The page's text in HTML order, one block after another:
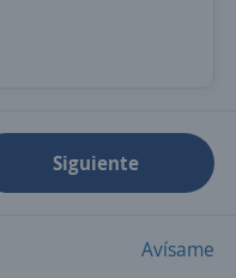
Siguiente
Avísame